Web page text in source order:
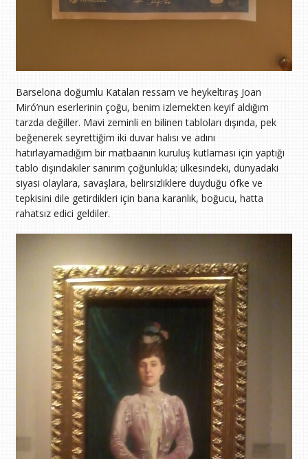
Barselona doğumlu Katalan ressam ve heykeltıraş Joan
Miró’nun eserlerinin çoğu, benim izlemekten keyif aldığım
tarzda değiller. Mavi zeminli en bilinen tabloları dışında, pek
beğenerek seyrettiğim iki duvar halısı ve adını
hatırlayamadığım bir matbaanın kuruluş kutlaması için yaptığı
tablo dışındakiler sanırım çoğunlukla; ülkesindeki, dünyadaki
siyasi olaylara, savaşlara, belirsizliklere duyduğu öfke ve
tepkisini dile getirdikleri için bana karanlık, boğucu, hatta
rahatsız edici geldiler.